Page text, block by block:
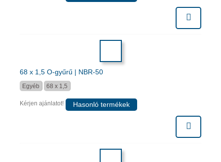
68 x 1,5 O-gyűrű | NBR-50
Egyéb 68 x 1,5
Kérjen ajánlatot! Hasonló termékek